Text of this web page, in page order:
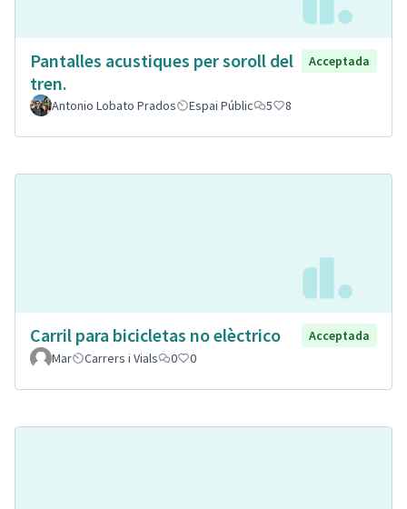
Pantalles acustiques per soroll del
tren.
Acceptada
Antonio Lobato Prados Espai Públic 5 8
Carril para bicicletas no elèctrico
Acceptada
Mar
Carrers i Vials 0 0